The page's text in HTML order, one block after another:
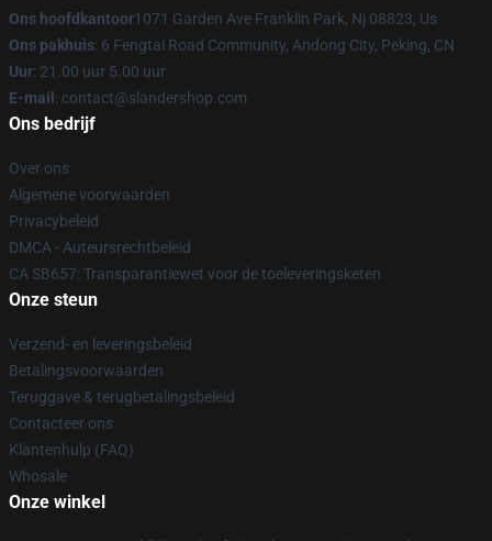
Ons hoofdkantoor1071 Garden Ave Franklin Park, Nj 08823, Us
Ons pakhuis: 6 Fengtai Road Community, Andong City, Peking, CN
Uur: 21.00 uur 5.00 uur
E-mail : contact@slandershop.com
Ons bedrijf
Over ons
Algemene voorwaarden
Privacybeleid
DMCA - Auteursrechtbeleid
CA SB657: Transparantiewet voor de toeleveringsketen
Onze steun
Verzend- en leveringsbeleid
Betalingsvoorwaarden
Teruggave & terugbetalingsbeleid
Contacteer ons
Klantenhulp (FAQ)
Whosale
Onze winkel